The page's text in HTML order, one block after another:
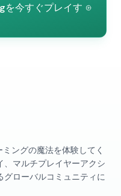
今すぐプレイす
ングの魔法を体験してく
、マルチプレイヤーアクシ
グローバルコミュニティに